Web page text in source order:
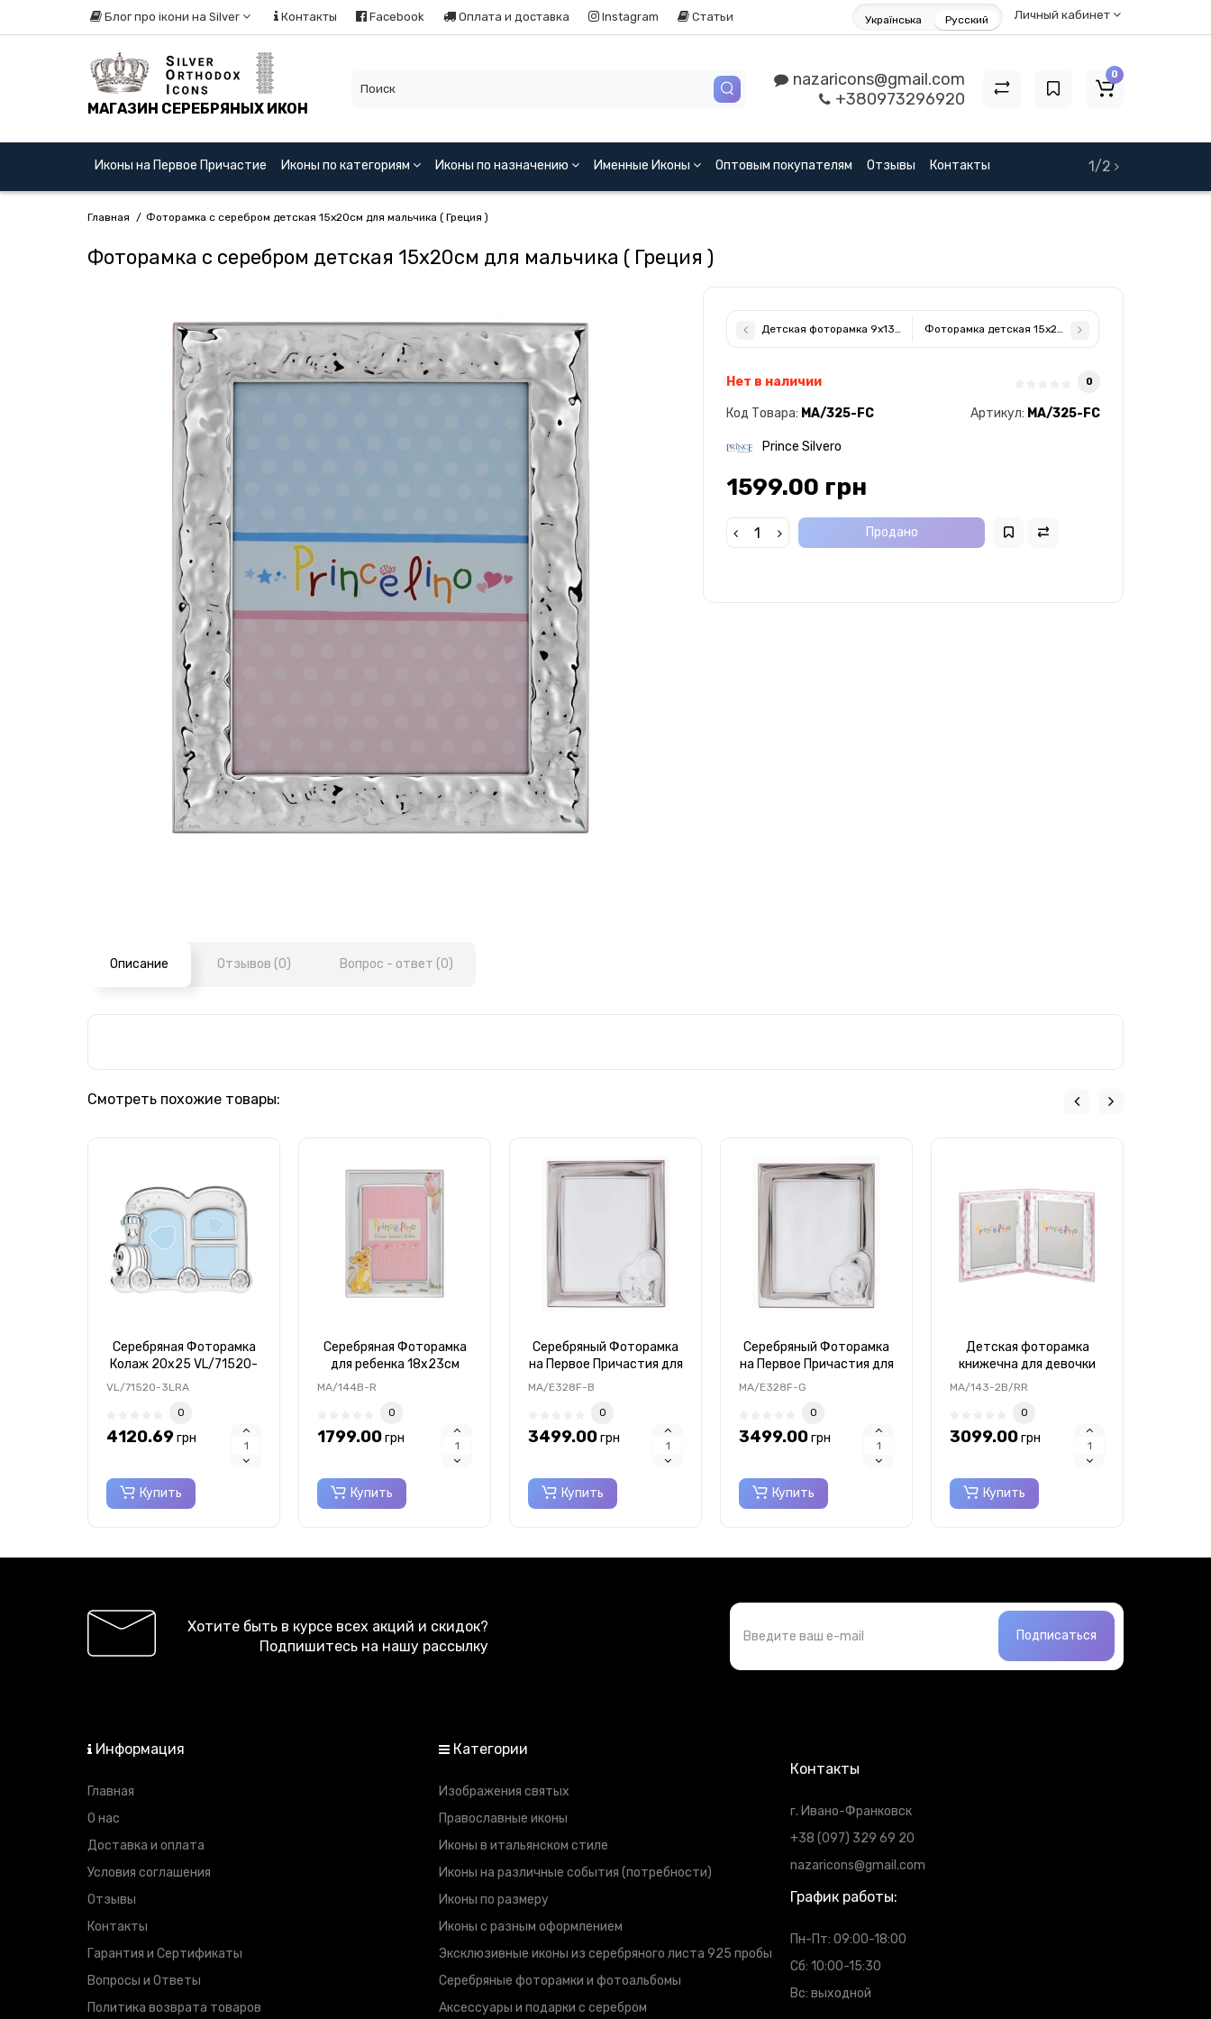
Блог про ікони на Silver Контакты Facebook Оплата и доставка Instagram Статьи Личный кабинет
Українська Русский
МАГАЗИН СЕРЕБРЯНЫХ ИКОН
nazaricons@gmail.com
+380973296920
0
Иконы на Первое Причастие Иконы по категориям Иконы по назначению Именные Иконы Оптовым покупателям Отзывы Контакты 1/2
Главная Фоторамка с серебром детская 15x20см для мальчика ( Греция )
Фоторамка с серебром детская 15x20см для мальчика ( Греция )
Детская фоторамка 9x13см для девочки с Серебряной Рамкой ( Греция )
Фоторамка детская 15x20см для девочки из
Нет в наличии 0
Код Товара: MA/325-FC Артикул: MA/325-FC
Prince Silvero
1599.00 грн
Продано
Описание Отзывов (0) Вопрос - ответ (0)
Смотреть похожие товары:
Серебряная Фоторамка
Колаж 20х25 VL/71520-
3LRA
VL/71520-3LRA
0
4120.69грн
Купить
Серебряная Фоторамка
для ребенка 18х23см
MA/144B-R
MA/144B-R
0
1799.00грн
Купить
Серебряный Фоторамка
на Первое Причастия для
Мальчика 15x20см
MA/E328F-B
0
3499.00грн
Купить
Серебряный Фоторамка
на Первое Причастия для
девочки 15x20см
MA/E328F-G
0
3499.00грн
Купить
Детская фоторамка
книжечна для девочки
13х18см настольная
MA/143-2B/RR
0
3099.00грн
Купить
Хотите быть в курсе всех акций и скидок?
Подпишитесь на нашу рассылку
Подписаться
Информация
Главная
О нас
Доставка и оплата
Условия соглашения
Отзывы
Контакты
Гарантия и Сертификаты
Вопросы и Ответы
Политика возврата товаров
Категории
Изображения святых
Православные иконы
Иконы в итальянском стиле
Иконы на различные события (потребности)
Иконы по размеру
Иконы с разным оформлением
Эксклюзивные иконы из серебряного листа 925 пробы
Серебряные фоторамки и фотоальбомы
Аксессуары и подарки с серебром
Контакты
г. Ивано-Франковск
+38 (097) 329 69 20
nazaricons@gmail.com
График работы:
Пн-Пт: 09:00-18:00
Сб: 10:00-15:30
Вс: выходной